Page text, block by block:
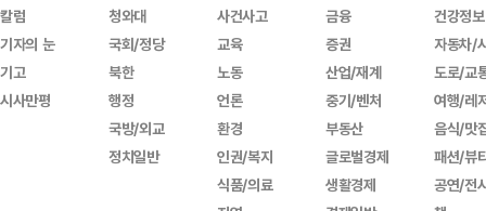
칼럼
기자의 눈
기고
시사만평
청와대
국회/정당
북한
행정
국방/외교
정치일반
사건사고
교육
노동
언론
환경
인권/복지
식품/의료
금융
증권
산업/재계
중기/벤처
부동산
글로벌경제
생활경제
건강정보
자동차/
도로/교
여행/레
음식/맛
패션/뷰
공연/전